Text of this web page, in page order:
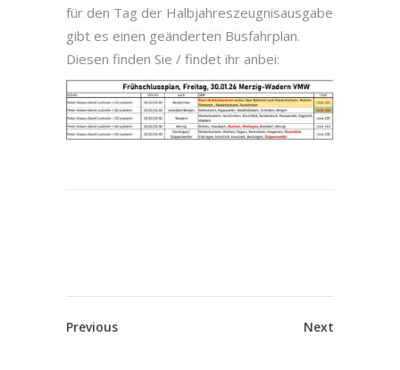
für den Tag der Halbjahreszeugnisausgabe
gibt es einen geänderten Busfahrplan.
Diesen finden Sie / findet ihr anbei:
Previous Next